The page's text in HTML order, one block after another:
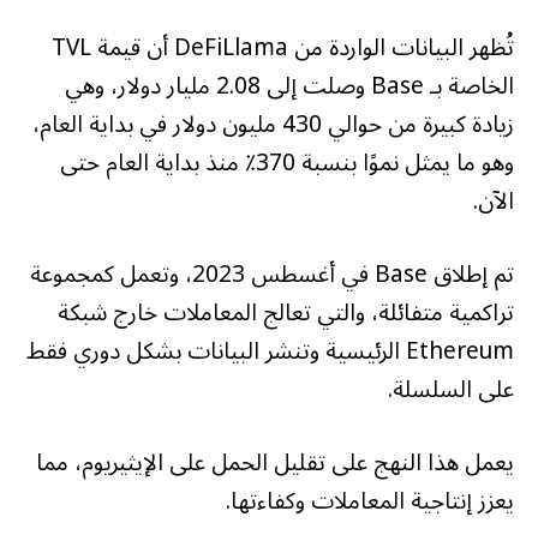
تُظهر البيانات الواردة من DeFiLlama أن قيمة TVL
الخاصة بـ Base وصلت إلى 2.08 مليار دولار، وهي
زيادة كبيرة من حوالي 430 مليون دولار في بداية العام،
وهو ما يمثل نموًا بنسبة 370٪ منذ بداية العام حتى
الآن.
تم إطلاق Base في أغسطس 2023، وتعمل كمجموعة
تراكمية متفائلة، والتي تعالج المعاملات خارج شبكة
Ethereum الرئيسية وتنشر البيانات بشكل دوري فقط
على السلسلة.
يعمل هذا النهج على تقليل الحمل على الإيثيريوم، مما
يعزز إنتاجية المعاملات وكفاءتها.